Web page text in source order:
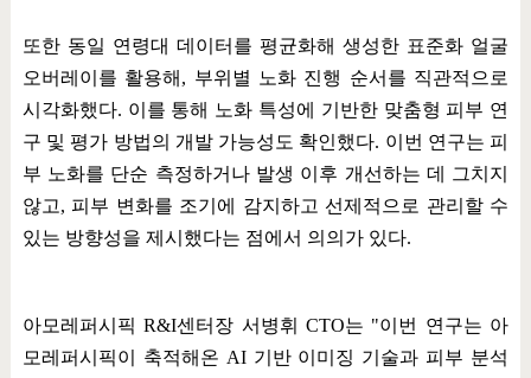
또한 동일 연령대 데이터를 평균화해 생성한 표준화 얼굴
오버레이를 활용해 , 부위별 노화 진행 순서를 직관적으로
시각화했다. 이를 통해 노화 특성에 기반한 맞춤형 피부 연
구 및 평가 방법의 개발 가능성도 확인했다. 이번 연구는 피
부 노화를 단순 측정하거나 발생 이후 개선하는 데 그치지
않고, 피부 변화를 조기에 감지하고 선제적으로 관리할 수
있는 방향성을 제시했다는 점에서 의의가 있다.
아모레퍼시픽R&I센터장 서병휘CTO는 "이번 연구는 아
모레퍼시픽이 축적해온 AI 기반 이미징 기술과 피부 분석